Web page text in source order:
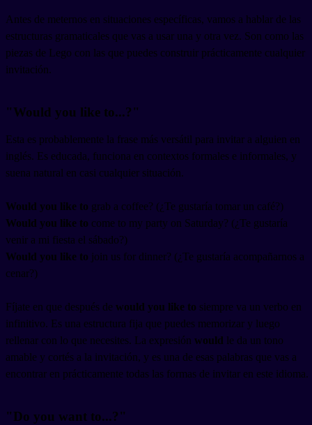
Antes de meternos en situaciones específicas, vamos a hablar de las
estructuras gramaticales que vas a usar una y otra vez. Son como las
piezas de Lego con las que puedes construir prácticamente cualquier
invitación.
"Would you like to...?"
Esta es probablemente la frase más versátil para invitar a alguien en
inglés. Es educada, funciona en contextos formales e informales, y
suena natural en casi cualquier situación.
Would you like to grab a coffee? (¿Te gustaría tomar un café?)
Would you like to come to my party on Saturday? (¿Te gustaría
venir a mi fiesta el sábado?)
Would you like to join us for dinner? (¿Te gustaría acompañarnos a
cenar?)
Fíjate en que después de would you like to siempre va un verbo en
infinitivo. Es una estructura fija que puedes memorizar y luego
rellenar con lo que necesites. La expresión would le da un tono
amable y cortés a la invitación, y es una de esas palabras que vas a
encontrar en prácticamente todas las formas de invitar en este idioma.
"Do you want to...?"